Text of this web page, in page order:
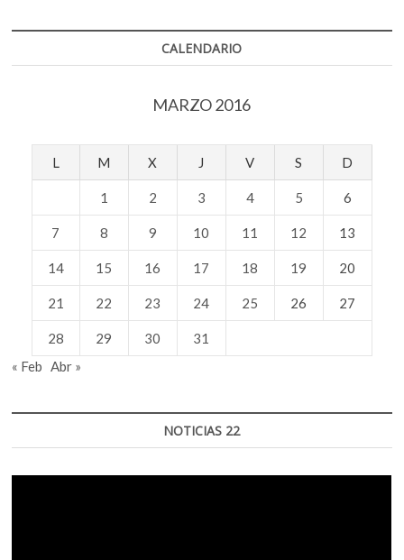
CALENDARIO
MARZO 2016
L M X J V S D
1 2 3 4 5 6
7 8 9 10 11 12 13
14 15 16 17 18 19 20
21 22 23 24 25 26 27
28 29 30
31
« Feb Abr »
NOTICIAS 22